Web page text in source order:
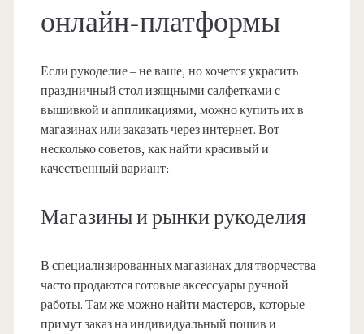
онлайн-платформы
Если рукоделие – не ваше, но хочется украсить
праздничный стол изящными салфетками с
вышивкой и аппликациями, можно купить их в
магазинах или заказать через интернет. Вот
несколько советов, как найти красивый и
качественный вариант:
Магазины и рынки рукоделия
В специализированных магазинах для творчества
часто продаются готовые аксессуары ручной
работы. Там же можно найти мастеров, которые
примут заказ на индивидуальный пошив и